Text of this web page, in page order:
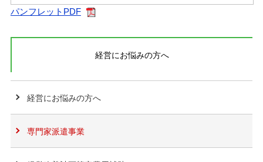
パンフレットPDF
経営にお悩みの方へ
経営にお悩みの方へ
専門家派遣事業